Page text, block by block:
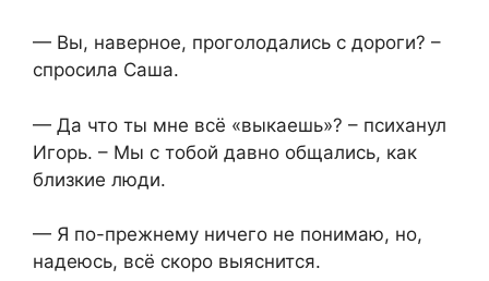
— Вы, наверное, проголодались с дороги? –
спросила Саша.
— Да что ты мне всё «выкаешь»? – психанул
Игорь. – Мы с тобой давно общались, как
близкие люди.
— Я по-прежнему ничего не понимаю, но,
надеюсь, всё скоро выяснится.